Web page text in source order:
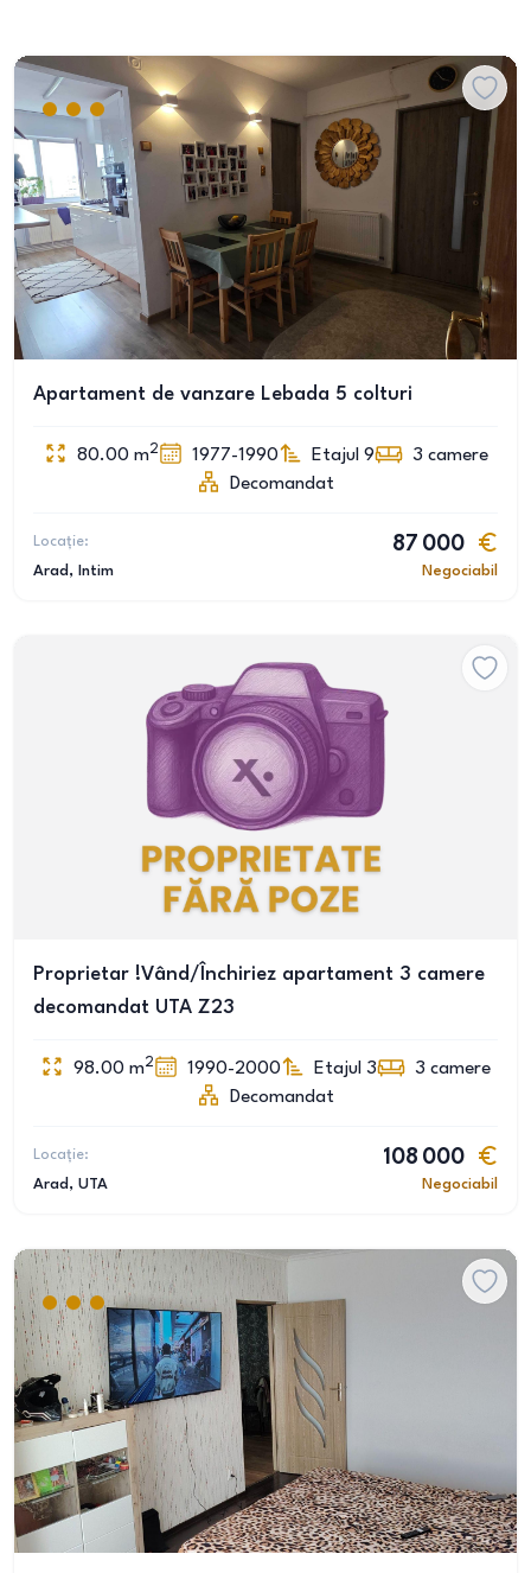
Apartament de vanzare Lebada 5 colturi
80.00 m2 1977-1990 Etajul 9 3 camere
Decomandat
Locație:
Arad , Intim
87 000
Negociabil
Proprietar !Vând/Închiriez apartament 3 camere
decomandat UTA Z23
98.00 m2 1990-2000 Etajul 3 3 camere
Decomandat
Locație:
Arad , UTA
108 000
Negociabil